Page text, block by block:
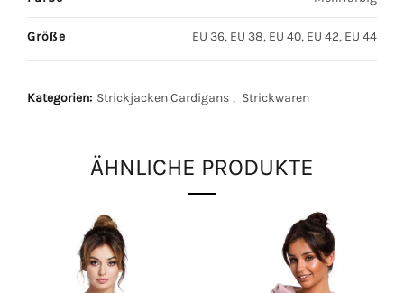
Größe EU 36, EU 38, EU 40, EU 42, EU 44
Kategorien: Strickjacken Cardigans , Strickwaren
ÄHNLICHE PRODUKTE